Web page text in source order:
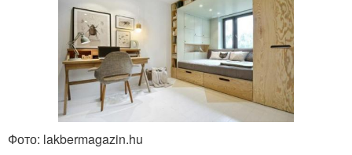
Фото: lakbermagazin.hu